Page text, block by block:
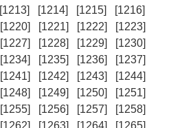
[1213] [1214] [1215]
[1216]
[1220] [1221] [1222]
[1223]
[1227] [1228] [1229]
[1230]
[1234] [1235] [1236]
[1237]
[1241] [1242] [1243]
[1244]
[1248] [1249] [1250]
[1251]
[1255] [1256] [1257]
[1258]
[1262] [1263] [1264]
[1265]